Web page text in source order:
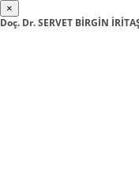
×
Doç. Dr. SERVET BİRGİN